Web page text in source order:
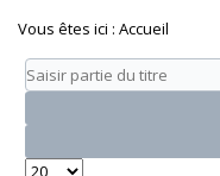
Vous êtes ici :Accueil
Saisir
partie
Affichage